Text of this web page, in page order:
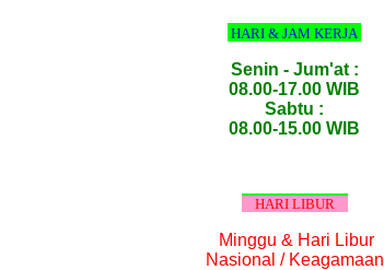
HARI & JAM KERJA
Senin - Jum'at :
08.00-17.00 WIB
Sabtu :
08.00-15.00 WIB
HARI LIBUR
Minggu & Hari Libur
Nasional / Keagamaan